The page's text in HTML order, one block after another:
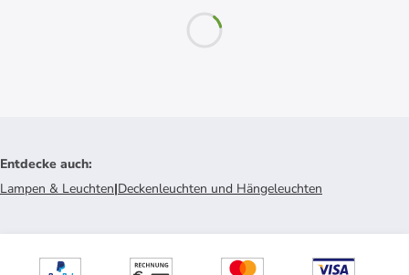
Entdecke auch:
Lampen & Leuchten|Deckenleuchten und Hängeleuchten